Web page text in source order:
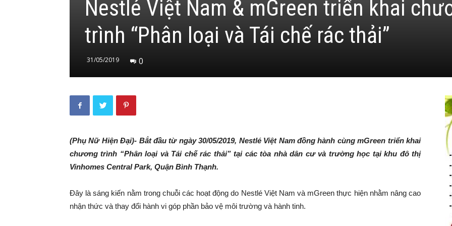
Nestlé Việt Nam & mGreen triển khai
trình “Phân loại và Tái chế rác thải”
31/05/2019 0
(Phụ Nữ Hiện Đại)- Bắt đầu từ ngày 30/05/2019, Nestlé Việt Nam đồng hành cùng mGreen triển khai
chương trình “Phân loại và Tái chế rác thải” tại các tòa nhà dân cư và trường học tại khu đô thị
Vinhomes Central Park, Quận Bình Thạnh.
Đây là sáng kiến nằm trong chuỗi các hoạt động do Nestlé Việt Nam và mGreen thực hiện nhằm nâng cao
nhận thức và thay đổi hành vi góp phần bảo vệ môi trường và hành tinh.